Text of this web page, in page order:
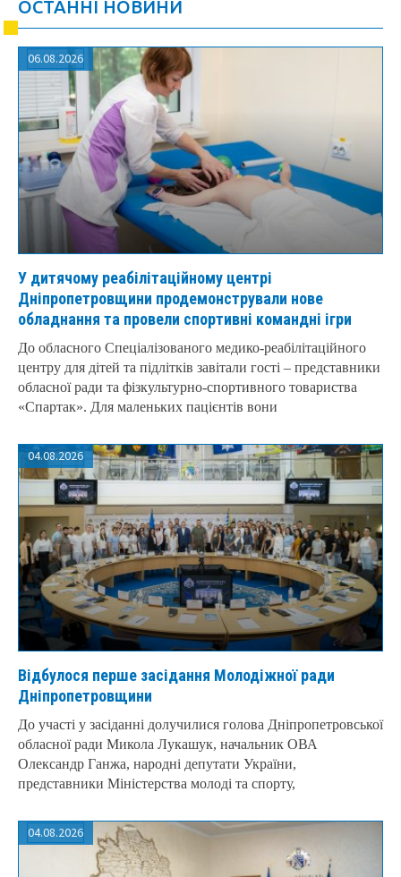
ОСТАННІ НОВИНИ
06.08.2026
У дитячому реабілітаційному центрі
Дніпропетровщини продемонстрували нове
обладнання та провели спортивні командні ігри
До обласного Спеціалізованого медико-реабілітаційного
центру для дітей та підлітків завітали гості – представники
обласної ради та фізкультурно-спортивного товариства
«Спартак». Для маленьких пацієнтів вони
04.08.2026
Відбулося перше засідання Молодіжної ради
Дніпропетровщини
До участі у засіданні долучилися голова Дніпропетровської
обласної ради Микола Лукашук, начальник ОВА
Олександр Ганжа, народні депутати України,
представники Міністерства молоді та спорту,
04.08.2026